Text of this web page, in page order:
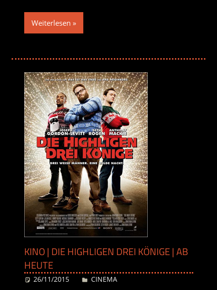
Weiterlesen
KINO | DIE HIGHLIGEN DREI KÖNIGE | AB
HEUTE
26/11/2015 Desiree
CINEMA